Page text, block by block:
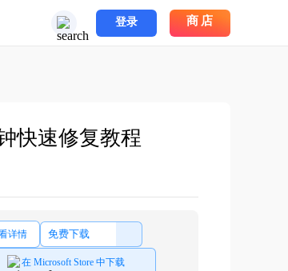
登录 商店
快速修复教程
详情 免费下载
在 Microsoft Store 中下载